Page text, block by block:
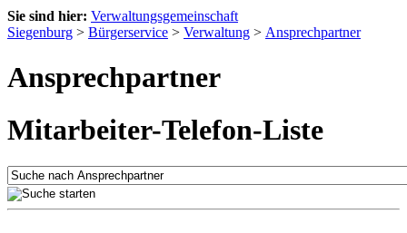
Sie sind hier: Verwaltungsgemeinschaft
Siegenburg > Bürgerservice > Verwaltung > Ansprechpartner
Ansprechpartner
Mitarbeiter-Telefon-Liste